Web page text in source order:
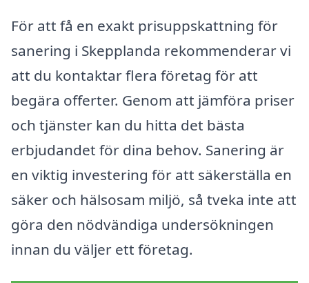
För att få en exakt prisuppskattning för
sanering i Skepplanda rekommenderar vi
att du kontaktar flera företag för att
begära offerter. Genom att jämföra priser
och tjänster kan du hitta det bästa
erbjudandet för dina behov. Sanering är
en viktig investering för att säkerställa en
säker och hälsosam miljö, så tveka inte att
göra den nödvändiga undersökningen
innan du väljer ett företag.